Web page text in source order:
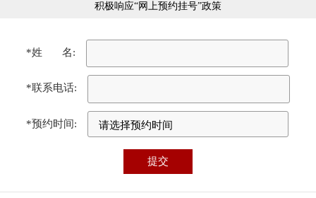
积极响应“网上预约挂号”政策
*姓 名:
*联系电话:
*预约时间: